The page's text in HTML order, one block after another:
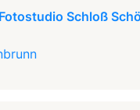
Schloß